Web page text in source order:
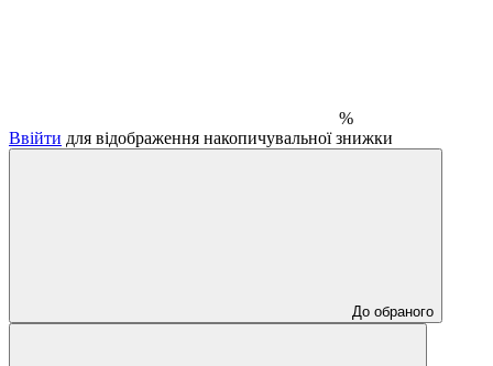
%
Ввійти для відображення накопичувальної знижки
До обраного